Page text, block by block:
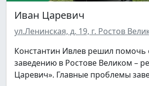
Иван Царевич
ул.Ленинская, д. 19, г. Ростов
Константин Ивлев решил
заведению в Ростове Великом –
Царевич». Главные проблемы